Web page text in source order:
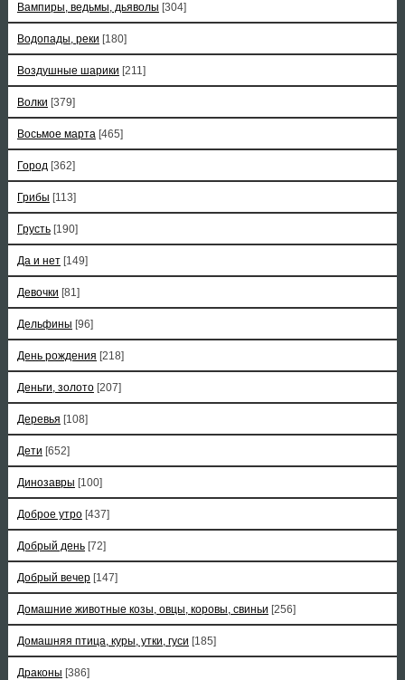
Вампиры, ведьмы, дьяволы [304]
Водопады, реки [180]
Воздушные шарики [211]
Волки [379]
Восьмое марта [465]
Город [362]
Грибы [113]
Грусть [190]
Да и нет [149]
Девочки [81]
Дельфины [96]
День рождения [218]
Деньги, золото [207]
Деревья [108]
Дети [652]
Динозавры [100]
Доброе утро [437]
Добрый день [72]
Добрый вечер [147]
Домашние животные козы, овцы, коровы, свиньи [256]
Домашняя птица, куры, утки, гуси [185]
Драконы [386]